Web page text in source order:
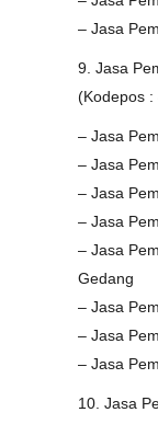
– Jasa
9. Jasa
(Kodepos :
– Jasa
– Jasa
– Jasa
– Jasa
– Jasa
Gedang
– Jasa
– Jasa
– Jasa
10. Jasa